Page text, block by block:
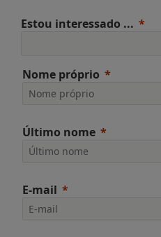
Estou interessado ...
Nome próprio
Último nome
E-mail